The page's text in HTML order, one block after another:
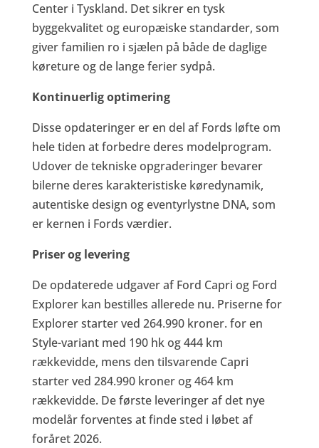
Center i Tyskland. Det sikrer en tysk
byggekvalitet og europæiske standarder, som
giver familien ro i sjælen på både de daglige
køreture og de lange ferier sydpå.
Kontinuerlig optimering
Disse opdateringer er en del af Fords løfte om
hele tiden at forbedre deres modelprogram.
Udover de tekniske opgraderinger bevarer
bilerne deres karakteristiske køredynamik,
autentiske design og eventyrlystne DNA, som
er kernen i Fords værdier.
Priser og levering
De opdaterede udgaver af Ford Capri og Ford
Explorer kan bestilles allerede nu. Priserne for
Explorer starter ved 264.990 kroner. for en
Style-variant med 190 hk og 444 km
rækkevidde, mens den tilsvarende Capri
starter ved 284.990 kroner og 464 km
rækkevidde. De første leveringer af det nye
modelår forventes at finde sted i løbet af
foråret 2026.